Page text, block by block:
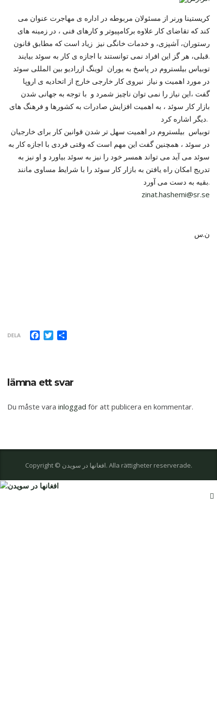
کریستینا ورنر از مسئولان مربوطه در اداره ی مهاجرت عنوان می
کند که تقاضای کار علاوه برکامپیوتر و کارهای فنی ، در زمینه های
رستوران، آشپزی، و خدمات خانگی نیز زیاد است که مطابق قانون
قبلی، هر گز این افراد نمی توانستند با اجازه ی کار به سوئد بیایند.
توبیاس بیلستروم در پاسخ به یوران لوینگ ازرادیو بین المللی سوئد
در مورد اهمیت و نیاز نیروی کار خارجی خارج از اتحادیه ی اروپا
گفت ،این نیاز را نمی توان ناچیز شمرد و با توجه به جهانی شدن
بازار کار سوئد ، به اهمیت افزایش صادرات به کشورها و فرهنگ های
دیگر اشاره کرد.
توبیاس بیلستروم در اهمیت سهل تر شدن قوانین کار برای خارجیان
در سوئد ، همچنین گفت این مهم است که وقتی فردی با اجازه کار به
سوئد می آید می تواند همسر خود را نیز به سوئد بیاورد و او نیز به
تدریج امکان راه یافتن به بازار کار سوئد را با شرایط مساوی مانند
بقیه به دست می آورد.
zinat.hashemi@sr.se
ن.س
DELA Facebook
Twitter
lämna ett svar
Du måste vara inloggad för att publicera en kommentar.
Copyright © افغانها در سویدن. Alla rättigheter reserverade.